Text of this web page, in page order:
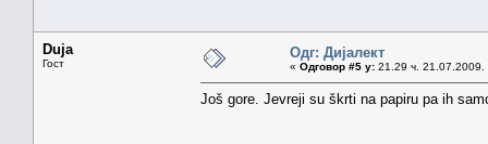
Duja
Гост
Одг: Дијалект
« Одговор #5 у: 21.29 ч. 21.07.2009.
Još gore. Jevreji su škrti na papiru pa ih